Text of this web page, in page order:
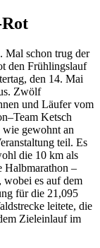
Mal schon trug der
den Frühlingslauf
den 14. Mai
Zwölf
und Läufer vom
Ketsch
wie gewohnt an
teil. Es
die 10 km als
Halbmarathon –
wobei es auf dem
für die 21,095
leitete, die
Zieleinlauf im